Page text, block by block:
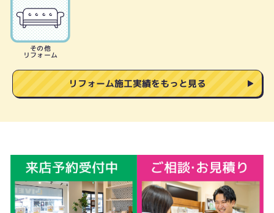
その他
リフォーム
リフォーム施工実績をもっと見る